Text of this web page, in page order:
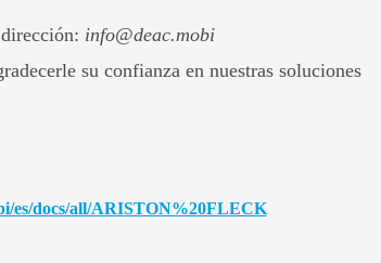
info@deac.mobi
su confianza en nuestras soluciones
es/docs/all/ARISTON%20FLECK